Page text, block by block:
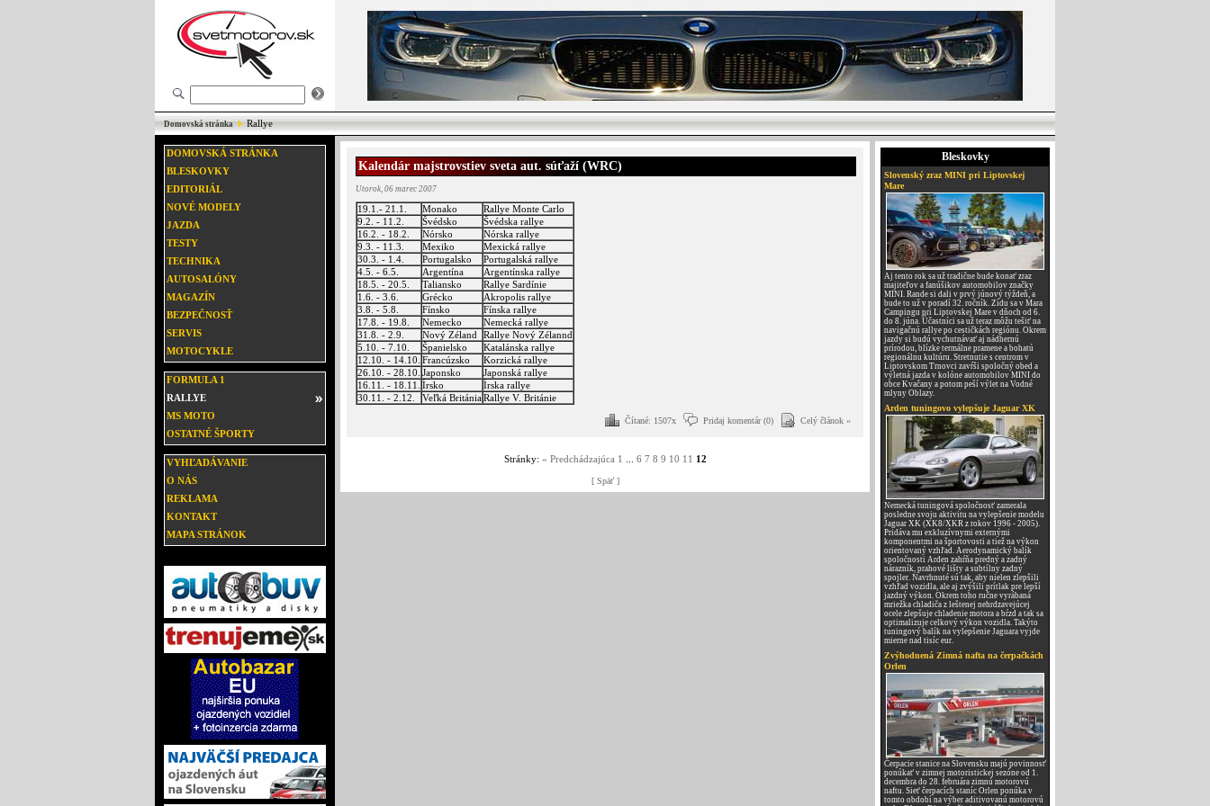
Domovská stránka Rallye
DOMOVSKÁ STRÁNKA
BLESKOVKY
EDITORIÁL
NOVÉ MODELY
JAZDA
TESTY
TECHNIKA
AUTOSALÓNY
MAGAZÍN
BEZPEČNOSŤ
SERVIS
MOTOCYKLE
FORMULA 1
RALLYE
MS MOTO
OSTATNÉ ŠPORTY
VYHĽADÁVANIE
O NÁS
REKLAMA
KONTAKT
MAPA STRÁNOK
Kalendár majstrovstiev sveta aut. súťaží (WRC)
Utorok, 06 marec 2007
19.1.- 21.1. Monako
Rallye Monte Carlo
9.2. - 11.2.
Švédsko
Švédska rallye
16.2. - 18.2.
Nórsko
Nórska rallye
9.3. - 11.3.
Mexiko
Mexická rallye
30.3. - 1.4.
Portugalsko
Portugalská rallye
4.5. - 6.5.
Argentína
Argentínska rallye
18.5. - 20.5.
Taliansko
Rallye Sardínie
1.6. - 3.6.
Grécko
Akropolis rallye
3.8. - 5.8.
Fínsko
Fínska rallye
17.8. - 19.8.
Nemecko
Nemecká rallye
31.8. - 2.9.
Nový Zéland
Rallye Nový Zélannd
5.10. - 7.10.
Španielsko
Katalánska rallye
12.10. - 14.10. Francúzsko
Korzická rallye
26.10. - 28.10. Japonsko
Japonská rallye
16.11. - 18.11. Írsko
Írska rallye
30.11. - 2.12.
Veľká BritániaRallye V. Británie
Celý článok »
Pridaj komentár (0)
Čítané: 1507x
Stránky: « Predchádzajúca 1 6 7 8 9 10 11 12
[ Späť ]
Bleskovky
Slovenský zraz MINI pri Liptovskej
Mare
Aj tento rok sa už tradične bude konať zraz
majiteľov a fanúšikov automobilov značky
MINI. Rande si dali v prvý júnový týždeň, a
bude to už v poradí 32. ročník. Zídu sa v Mara
Campingu pri Liptovskej Mare v dňoch od 6.
do 8. júna. Účastníci sa už teraz môžu tešiť na
navigačnú rallye po cestičkách regiónu. Okrem
jazdy si budú vychutnávať aj nádhernú
prírodou, blízke termálne pramene a bohatú
regionálnu kultúru. Stretnutie s centrom v
Liptovskom Trnovci zavŕši spoločný obed a
výletná jazda v kolóne automobilov MINI do
obce Kvačany a potom peší výlet na Vodné
mlyny Oblazy.
Arden tuningovo vylepšuje Jaguar XK
Nemecká tuningová spoločnosť zamerala
posledne svoju aktivitu na vylepšenie modelu
Jaguar XK (XK8/XKR z rokov 1996 - 2005).
Pridáva mu exkluzívnymi externými
komponentmi na športovosti a tiež na výkon
orientovaný vzhľad. Aerodynamický balík
spoločnosti Arden zahŕňa predný a zadný
nárazník, prahové lišty a subtílny zadný
spojler. Navrhnuté sú tak, aby nielen zlepšili
vzhľad vozidla, ale aj zvýšili prítlak pre lepší
jazdný výkon. Okrem toho ručne vyrábaná
mriežka chladiča z leštenej nehrdzavejúcej
ocele zlepšuje chladenie motora a bŕzd a tak sa
optimalizuje celkový výkon vozidla. Takýto
tuningový balík na vylepšenie Jaguara vyjde
mierne nad tisíc eur.
Zvýhodnená Zimná nafta na čerpačkách
Orlen
Čerpacie stanice na Slovensku majú povinnosť
ponúkať v zimnej motoristickej sezóne od 1.
decembra do 28. februára zimnú motorovú
naftu. Sieť čerpacích staníc Orlen ponúka v
tomto období na výber aditivovanú motorovú